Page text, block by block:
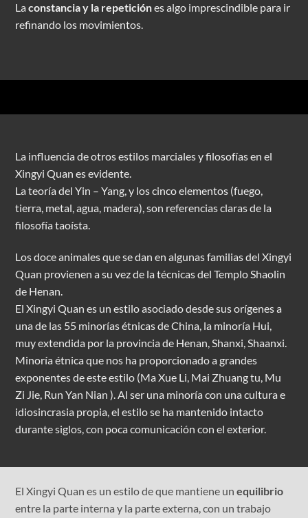
Laconstancia y la repeticiónes algo imprescindible para ir
refinando los movimientos.
La influencia de otros estilos marciales y filosofías en el
Xingyi Quan es evidente.
La teoría del Yin – Yang, y los cinco elementos (fuego,
tierra, metal, agua, madera), son referencias claras de la
filosofía taoísta.
Los doce animales que se dan en algunas familias del Xingyi
Quan provienen a su vez de la técnicas del Templo Shaolin
de Henan.
El Xingyi Quan es un estilo asociado desde sus orígenes a
una de las 55 minorías étnicas de China, la minoría Hui,
muy extendida por la provincia de Henan, Shanxi, Shaanxi.
Minoría étnica que nos ha proporcionado a grandes
exponentes de este estilo (Ma Xue Li, Mai Zhuang tu, Mu
Zi Jie, Run Yan Nian ). Al ser una minoría con una cultura e
idiosincrasia propia, el estilo se ha mantenido intacto
durante siglos, con poca comunicación con el exterior.
El Xingyi Quan es un estilo de que mantiene unequilibrio
entre la parte interna y la parte externa, con un trabajo